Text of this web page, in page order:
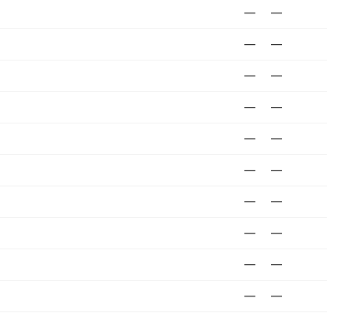
— —
— —
— —
— —
— —
— —
— —
— —
— —
— —